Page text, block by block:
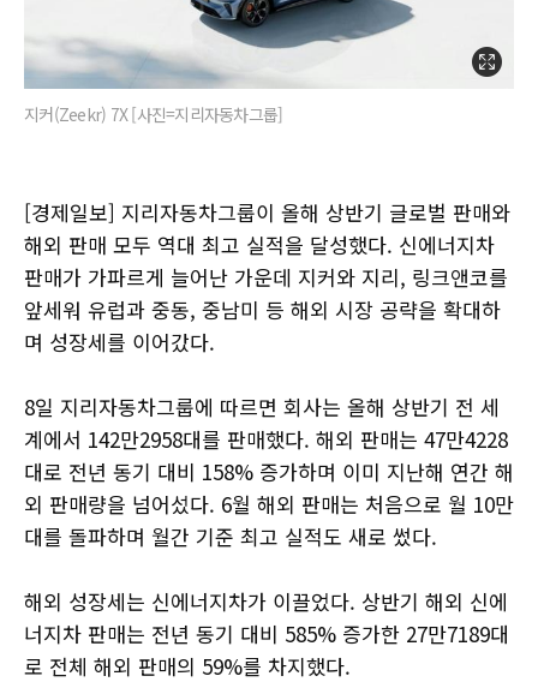
지커(Zeekr) 7X [사진=지리자동차그룹]
[경제일보] 지리자동차그룹이 올해 상반기 글로벌 판매와
해외 판매 모두 역대 최고 실적을 달성했다. 신에너지차
판매가 가파르게 늘어난 가운데 지커와 지리, 링크앤코를
앞세워 유럽과 중동, 중남미 등 해외 시장 공략을 확대하
며 성장세를 이어갔다.
8일 지리자동차그룹에 따르면 회사는 올해 상반기 전 세
계에서 142만2958대를 판매했다. 해외 판매는 47만4228
대로 전년 동기 대비 158% 증가하며 이미 지난해 연간 해
외 판매량을 넘어섰다. 6월 해외 판매는 처음으로 월 10만
대를 돌파하며 월간 기준 최고 실적도 새로 썼다.
해외 성장세는 신에너지차가 이끌었다. 상반기 해외 신에
너지차 판매는 전년 동기 대비 585% 증가한 27만7189대
로 전체 해외 판매의 59%를 차지했다.